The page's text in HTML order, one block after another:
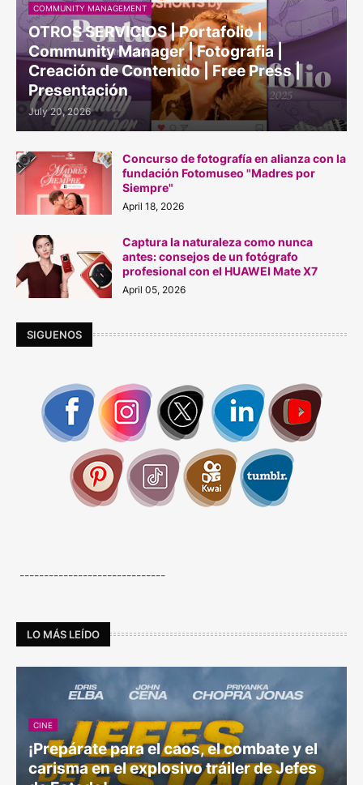
COMMUNITY MANAGEMENT
OTROS SERVICIOS | Portafolio |
Community Manager | Fotografia |
Creación de Contenido | Free Press |
Presentación
July 20, 2026
Concurso de fotografía en alianza con la
fundación Fotomuseo "Madres por
Siempre"
April 18, 2026
Captura la naturaleza como nunca
antes: consejos de un fotógrafo
profesional con el HUAWEI Mate X7
April 05, 2026
SIGUENOS
------------------------------
LO MÁS LEÍDO
CINE
¡Prepárate para el caos, el combate y el
carisma en el explosivo tráiler de Jefes